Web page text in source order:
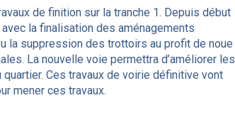
de finition sur la tranche 1. Depuis début
la finalisation des aménagements
la suppression des trottoirs au profit de noue
La nouvelle voie permettra d’améliorer les
Ces travaux de voirie définitive vont
mener ces travaux.